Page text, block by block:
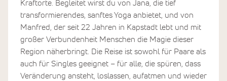
Kraftorte. Begleitet wirst du von Jana, die tief
transformierendes, sanftes Yoga anbietet, und von
Manfred, der seit 22 Jahren in Kapstadt lebt und mit
großer Verbundenheit Menschen die Magie dieser
Region näherbringt. Die Reise ist sowohl für Paare als
auch für Singles geeignet – für alle, die spüren, dass
Veränderung ansteht, loslassen, aufatmen und wieder